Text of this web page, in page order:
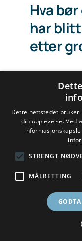
Hva
har
etter
på hardt
ikke har
etter
Hvis du
straffbar
søknader
Dette nettstedet bruker
din opplevelse. Ved
STRENGT
MÅLRETTING
GODTA